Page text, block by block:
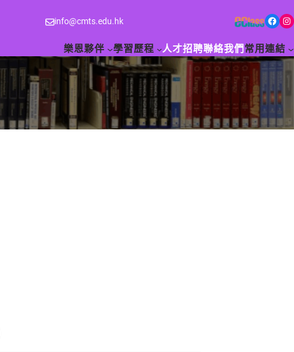
info@cmts.edu.hk Facebook Instagram
樂恩夥伴 學習歷程 人才招聘聯絡我們 常用連結